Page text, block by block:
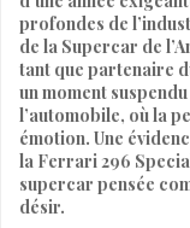
profondes de
de la Supercar de
tant que partenaire
un moment
l’automobile, où la
émotion. Une
la Ferrari 296
supercar pensée
désir.